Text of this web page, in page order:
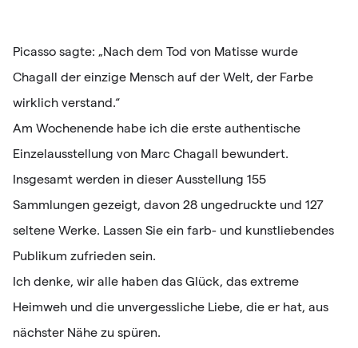
Picasso sagte: „Nach dem Tod von Matisse wurde
Chagall der einzige Mensch auf der Welt, der Farbe
wirklich verstand.“
Am Wochenende habe ich die erste authentische
Einzelausstellung von Marc Chagall bewundert.
Insgesamt werden in dieser Ausstellung 155
Sammlungen gezeigt, davon 28 ungedruckte und 127
seltene Werke. Lassen Sie ein farb- und kunstliebendes
Publikum zufrieden sein.
Ich denke, wir alle haben das Glück, das extreme
Heimweh und die unvergessliche Liebe, die er hat, aus
nächster Nähe zu spüren.